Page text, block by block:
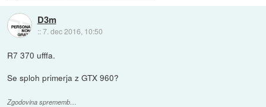
D3m
::7. dec 2016, 10:50
R7 370 ufffa.
Se sploh primerja z GTX 960?
Zgodovina sprememb…